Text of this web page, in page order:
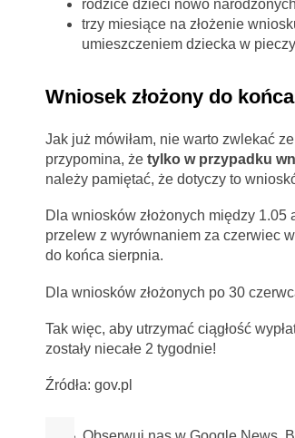
rodzice dzieci nowo
trzy miesiące na złożenie
umieszczeniem dziecka w
Wniosek złożony do
Jak już mówiłam, nie warto zwlekać
przypomina, że tylko w przypadku
należy pamiętać, że dotyczy to
Dla wniosków złożonych między
przelew z wyrównaniem za czerwiec
do końca sierpnia.
Dla wniosków złożonych po 30
Tak więc, aby utrzymać ciągłość
zostały niecałe 2 tygodnie!
Źródła: gov.pl